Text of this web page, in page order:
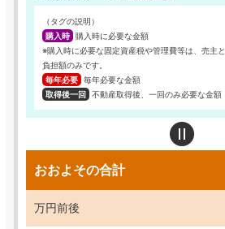
（タグの説明）
購入時 購入時に必要な金額
※購入時に必要な固定資産税や管理費等は、売主
負担額のみです。
毎年必要 毎年必要な金額
取得後一回 不動産取得後、一回のみ必要な金額
おおよその合計
万円前後